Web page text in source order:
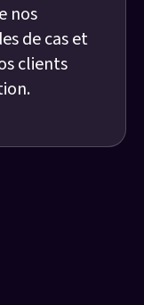
nos
de cas et
clients